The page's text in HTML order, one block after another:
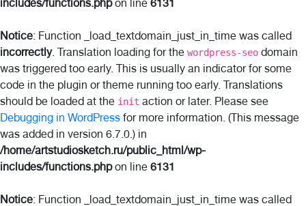
includes/functions.phpon line 6131
Notice: Function _load_textdomain_just_in_time was called
incorrectly. Translation loading for the wordpress-seo domain
was triggered too early. This is usually an indicator for some
code in the plugin or theme running too early. Translations
should be loaded at the init action or later. Please see
Debugging in WordPress for more information. (This message
was added in version 6.7.0.) in
/home/artstudiosketch.ru/public_html/wp-
includes/functions.phpon line 6131
Notice: Function _load_textdomain_just_in_time was called